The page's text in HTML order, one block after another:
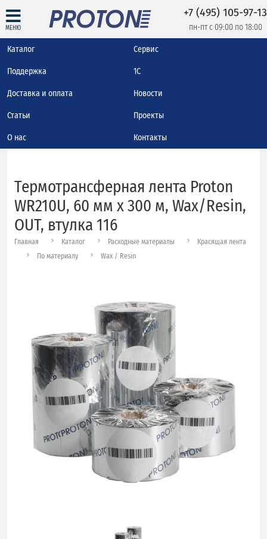
МЕНЮ
+7 (495) 105-97-13
пн-пт с 09:00 по 18:00
Каталог Сервис
Поддержка 1С
Доставка и оплата Новости
Статьи Проекты
О нас Контакты
Термотрансферная лента Proton
WR210U, 60 мм х 300 м, Wax/Resin,
OUT, втулка 116
Главная Каталог Расходные материалы
Красящая лента
По материалу
Wax / Resin